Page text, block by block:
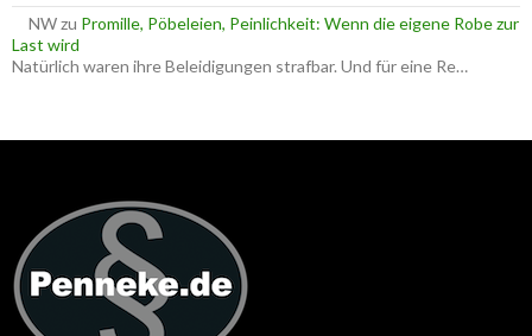
NWzu Promille, Pöbeleien, Peinlichkeit: Wenn die eigene Robe zur
Last wird
Natürlich waren ihre Beleidigungen strafbar. Und für eine Re…